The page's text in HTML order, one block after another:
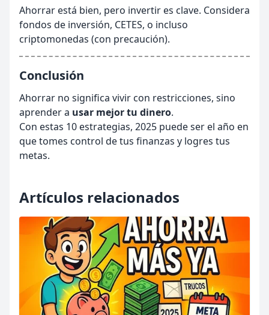
Ahorrar está bien, pero invertir es clave. Considera
fondos de inversión, CETES, o incluso
criptomonedas (con precaución).
Conclusión
Ahorrar no significa vivir con restricciones, sino
aprender a usar mejor tu dinero.
Con estas 10 estrategias, 2025 puede ser el año en
que tomes control de tus finanzas y logres tus
metas.
Artículos relacionados